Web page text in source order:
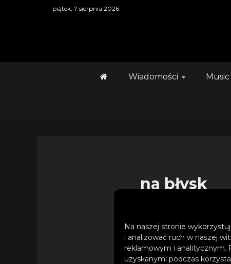
Na naszej stronie
i analizować ruch w naszej
reklamowym i analitycznym.
uzyskanymi podczas
piątek, 7 sierpnia 2026
Wiadomości
na błysk
UDOSTĘPNIJ